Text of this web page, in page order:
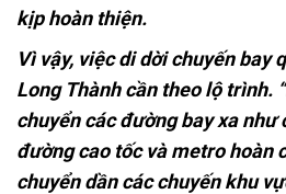
kịp hoàn thiện.
Vì vậy, việc di dời chuyến bay
Long Thành cần theo lộ trình.
chuyển các đường bay xa như
đường cao tốc và metro hoàn
chuyển dần các chuyến khu